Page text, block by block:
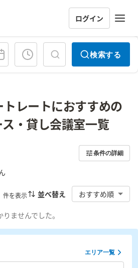
ログイン
プ 検索する
レートにおすすめの
・貸し会議室一覧
条件の詳細
件を表示 並べ替え おすすめ順
ませんでした。
エリア一覧